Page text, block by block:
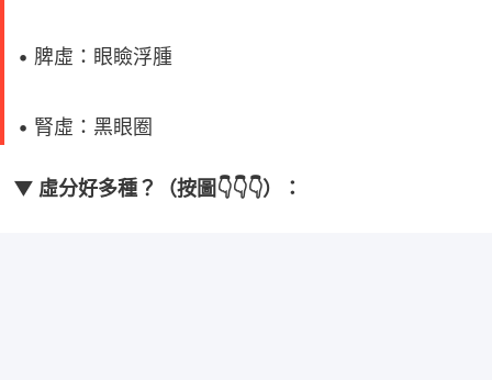
• 脾虛：眼瞼浮腫
• 腎虛：黑眼圈
▼ 虛分好多種？（按圖👇👇👇）：